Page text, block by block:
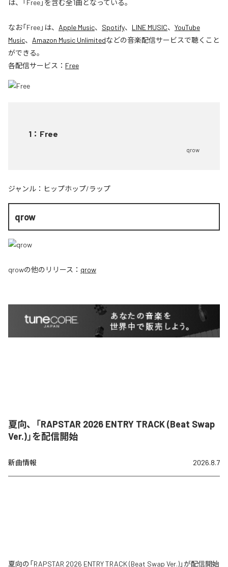
は、「Free」を含む全1曲となっている。
なお「Free」は、 Apple Music、 Spotify、 LINE MUSIC、 YouTube
Music、 Amazon Music Unlimitedなどの音楽配信サービスで聴くこと
ができる。
各配信サービス： Free
1 ： Free
qrow
ジャンル： ヒップホップ/ラップ
qrow
qrowの他のリリース： qrow
夏向、「RAPSTAR 2026 ENTRY TRACK (Beat Swap
Ver.)」を配信開始
新曲情報 2026.8.7
夏向の「RAPSTAR 2026 ENTRY TRACK (Beat Swap Ver.)」が配信開始